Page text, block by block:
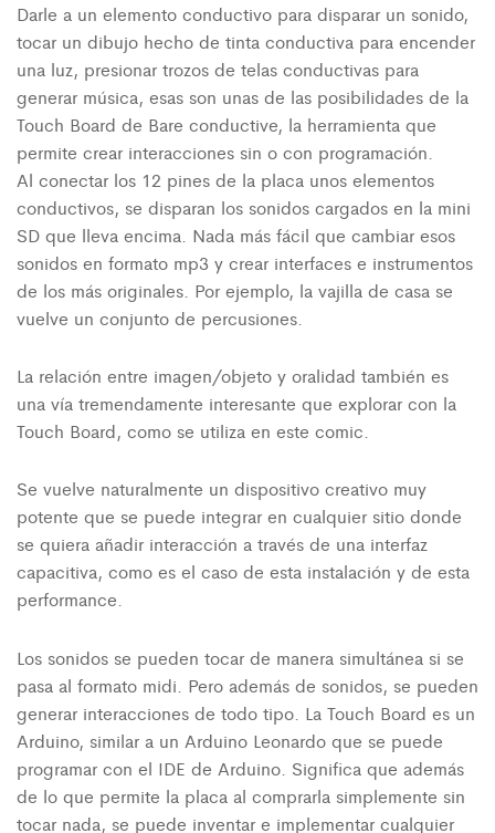
Darle a un elemento conductivo para disparar un sonido,
tocar un dibujo hecho de tinta conductiva para encender
una luz, presionar trozos de telas conductivas para
generar música, esas son unas de las posibilidades de la
Touch Board de Bare conductive, la herramienta que
permite crear interacciones sin o con programación.
Al conectar los 12 pines de la placa unos elementos
conductivos, se disparan los sonidos cargados en la mini
SD que lleva encima. Nada más fácil que cambiar esos
sonidos en formato mp3 y crear interfaces e instrumentos
de los más originales. Por ejemplo, la vajilla de casa se
vuelve un conjunto de percusiones.
La relación entre imagen/objeto y oralidad también es
una vía tremendamente interesante que explorar con la
Touch Board, como se utiliza en este comic.
Se vuelve naturalmente un dispositivo creativo muy
potente que se puede integrar en cualquier sitio donde
se quiera añadir interacción a través de una interfaz
capacitiva, como es el caso de esta instalación y de esta
performance.
Los sonidos se pueden tocar de manera simultánea si se
pasa al formato midi. Pero además de sonidos, se pueden
generar interacciones de todo tipo. La Touch Board es un
Arduino, similar a un Arduino Leonardo que se puede
programar con el IDE de Arduino. Significa que además
de lo que permite la placa al comprarla simplemente sin
tocar nada, se puede inventar e implementar cualquier